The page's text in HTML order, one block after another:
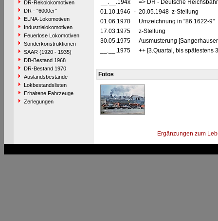
DR-Rekolokomotiven
DR - "6000er"
ELNA-Lokomotiven
Industrielokomotiven
Feuerlose Lokomotiven
Sonderkonstruktionen
SAAR (1920 - 1935)
DB-Bestand 1968
DR-Bestand 1970
Auslandsbestände
Lokbestandslisten
Erhaltene Fahrzeuge
Zerlegungen
__.__.194x
=> DR - Deutsche
01.10.1946 - 20.05.1948 z-Stellung
01.06.1970
Umzeichnung in "86 1622-9"
17.03.1975
z-Stellung
30.05.1975
Ausmusterung
__.__.1975
++ [3.Quartal, bis spätestens
Fotos
Ergänzungen zum